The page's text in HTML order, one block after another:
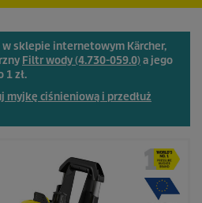
sklepie internetowym Kärcher,
Filtr wody (4.730-059.0)a jego
1 zł.
myjkę ciśnieniową i przedłuż